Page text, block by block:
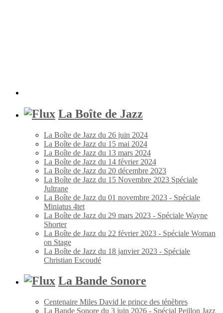
La Boîte de Jazz
La Boîte de Jazz du 26 juin 2024
La Boîte de Jazz du 15 mai 2024
La Boîte de Jazz du 13 mars 2024
La Boîte de Jazz du 14 février 2024
La Boîte de Jazz du 20 décembre 2023
La Boîte de Jazz du 15 Novembre 2023 Spéciale
Jultrane
La Boîte de Jazz du 01 novembre 2023 - Spéciale
Miniatus 4tet
La Boîte de Jazz du 29 mars 2023 - Spéciale Wayne
Shorter
La Boîte de Jazz du 22 février 2023 - Spéciale Woman
on Stage
La Boîte de Jazz du 18 janvier 2023 - Spéciale
Christian Escoudé
La Bande Sonore
Centenaire Miles David le prince des ténèbres
La Bande Sonore du 3 juin 2026 - Spécial Peillon Jazz